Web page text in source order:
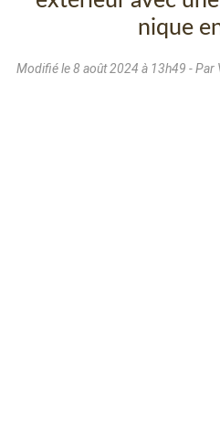
nique
Modifié le8 août 2024 à 13h49 - Par